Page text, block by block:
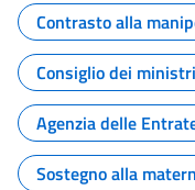
Contrasto alla
Consiglio dei ministri
Agenzia delle
Sostegno alla